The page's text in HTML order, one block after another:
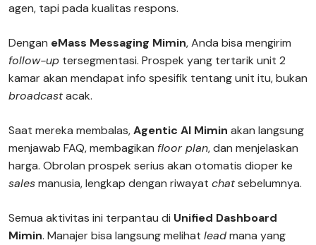
agen, tapi pada kualitas respons.
Dengan eMass Messaging Mimin, Anda bisa mengirim
follow-up tersegmentasi. Prospek yang tertarik unit 2
kamar akan mendapat info spesifik tentang unit itu, bukan
broadcastacak.
Saat mereka membalas,Agentic AI Mimin akan langsung
menjawab FAQ, membagikan floor plan, dan menjelaskan
harga. Obrolan prospek serius akan otomatis dioper ke
salesmanusia, lengkap dengan riwayat chatsebelumnya.
Semua aktivitas ini terpantau di Unified Dashboard
Mimin. Manajer bisa langsung melihat leadmana yang